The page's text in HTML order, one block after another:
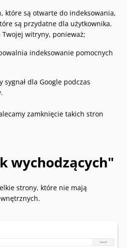
które są otwarte do indeksowania,
są przydatne dla użytkownika.
witryny, ponieważ;
indeksowanie pomocnych
sygnał dla Google podczas
zamknięcie takich stron
wychodzących"
strony, które nie mają